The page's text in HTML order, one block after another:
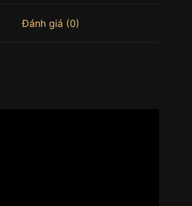
Đánh giá (0)